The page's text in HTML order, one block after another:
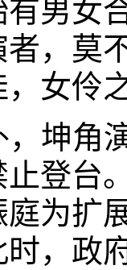
男女
，莫
女伶
坤角
止登台
为扩
，政